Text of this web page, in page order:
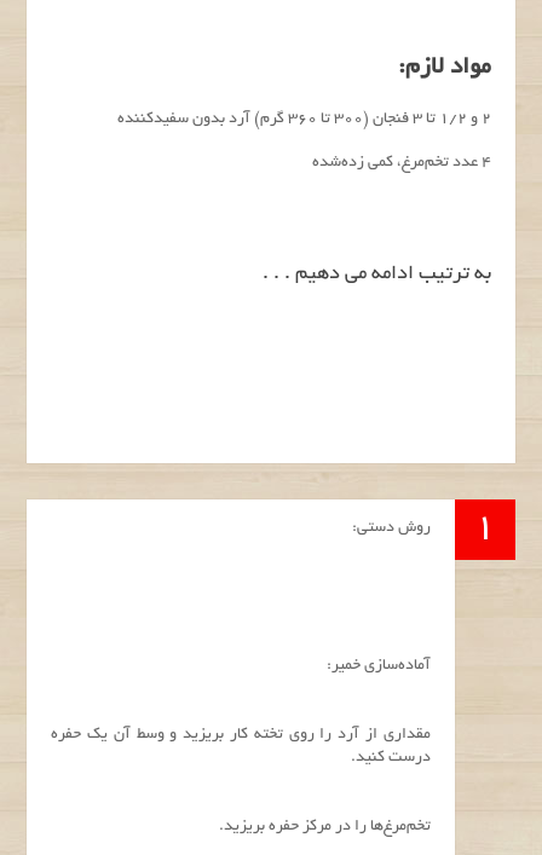
مواد لازم:
2 و 1/2 تا 3 فنجان (300 تا 360 گرم) آرد بدون سفیدکننده
4 عدد تخم‌مرغ، کمی زده‌شده
به ترتیب ادامه می دهیم . . .
روش دستی:
آماده‌سازی خمیر:
مقداری از آرد را روی تخته کار بریزید و وسط آن یک حفره
درست کنید.
تخم‌مرغ‌ها را در مرکز حفره بریزید.